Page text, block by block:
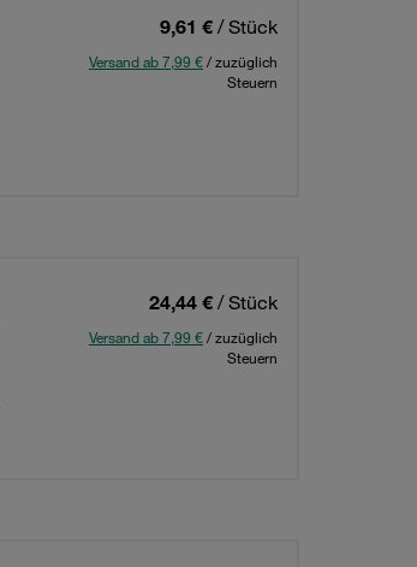
9,61 € / Stück
Versand ab 7,99 €/ zuzüglich
Steuern
24,44 € / Stück
Versand ab 7,99 €/ zuzüglich
Steuern